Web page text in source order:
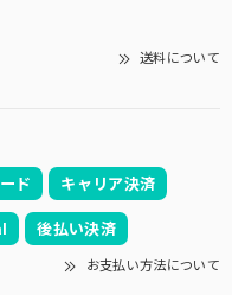
送料について
ド キャリア決済
後払い決済
お支払い方法について